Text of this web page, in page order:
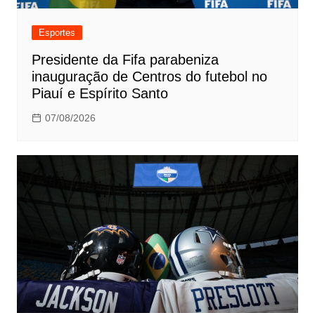
Esportes
Presidente da Fifa parabeniza
inauguração de Centros do futebol no
Piauí e Espírito Santo
07/08/2026